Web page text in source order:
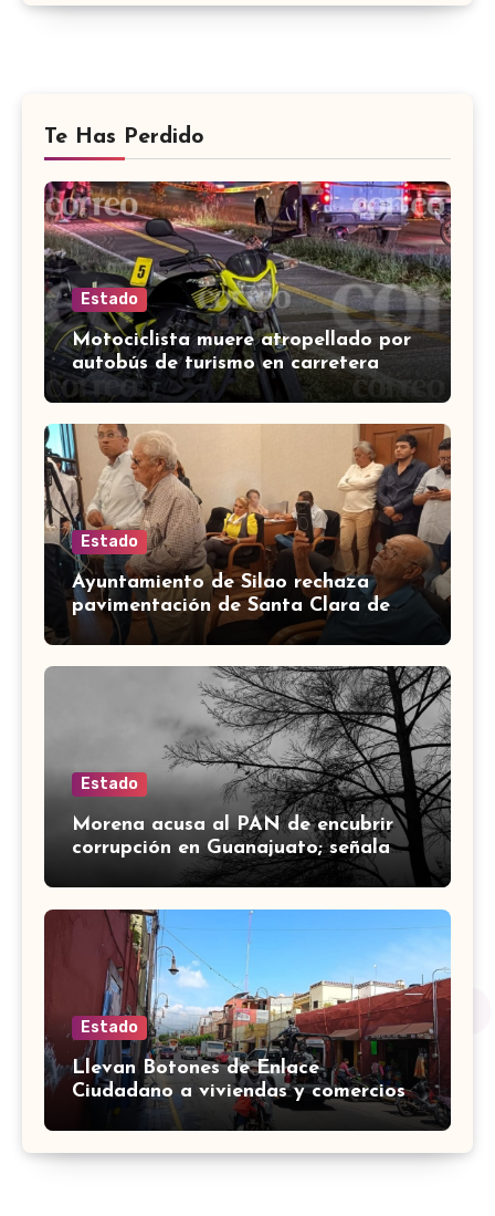
Te Has Perdido
Estado
Motociclista muere atropellado por
autobús de turismo en carretera
León-San Francisco del Rincón
Estado
Ayuntamiento de Silao rechaza
pavimentación de Santa Clara de
Marines
Estado
Morena acusa al PAN de encubrir
corrupción en Guanajuato; señala
desfalco de 107 mdp en Apaseo el
Estado
Llevan Botones de Enlace
Ciudadano a viviendas y comercios
de Yuriria